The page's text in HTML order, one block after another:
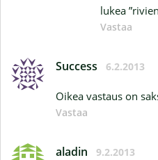
lukea
Vastaa
Success 6.2.2013
Oikea vastaus on
Vastaa
aladin 9.2.2013